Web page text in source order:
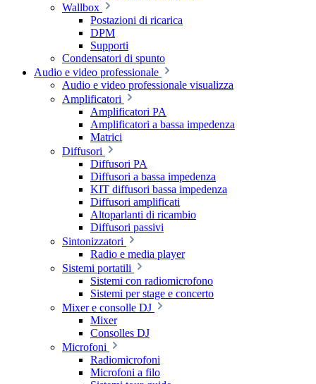
Wallbox
Postazioni di ricarica
DPM
Supporti
Condensatori di spunto
Audio e video professionale
Audio e video professionale visualizza
Amplificatori
Amplificatori PA
Amplificatori a bassa impedenza
Matrici
Diffusori
Diffusori PA
Diffusori a bassa impedenza
KIT diffusori bassa impedenza
Diffusori amplificati
Altoparlanti di ricambio
Diffusori passivi
Sintonizzatori
Radio e media player
Sistemi portatili
Sistemi con radiomicrofono
Sistemi per stage e concerto
Mixer e consolle DJ
Mixer
Consolles DJ
Microfoni
Radiomicrofoni
Microfoni a filo